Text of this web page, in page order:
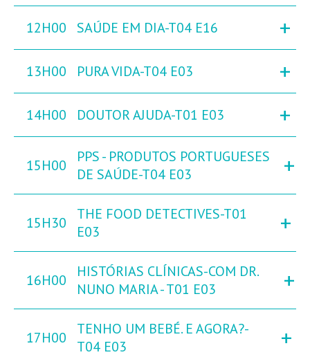
12H00 SAÚDE EM DIA-T04 E16 +
13H00 PURA VIDA-T04 E03 +
14H00 DOUTOR AJUDA-T01 E03 +
15H00
PPS - PRODUTOS PORTUGUESES
DE SAÚDE-T04 E03
+
15H30
THE FOOD DETECTIVES-T01
E03
+
16H00
HISTÓRIAS CLÍNICAS-COM DR.
NUNO MARIA - T01 E03
+
17H00
TENHO UM BEBÉ. E AGORA?-
T04 E03
+